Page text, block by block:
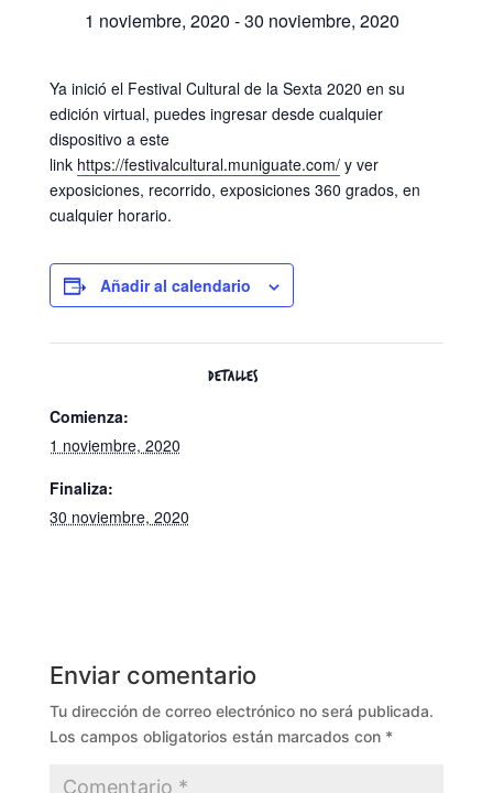
1 noviembre, 2020 -30 noviembre, 2020
Ya inició el Festival Cultural de la Sexta 2020 en su
edición virtual, puedes ingresar desde cualquier
dispositivo a este
link https://festivalcultural.muniguate.com/y ver
exposiciones, recorrido, exposiciones 360 grados, en
cualquier horario.
Añadir al calendario
DETALLES
Comienza:
1 noviembre, 2020
Finaliza:
30 noviembre, 2020
Enviar comentario
Tu dirección de correo electrónico no será publicada.
Los campos obligatorios están marcados con *